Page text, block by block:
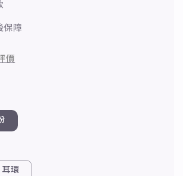
保障
價
耳環